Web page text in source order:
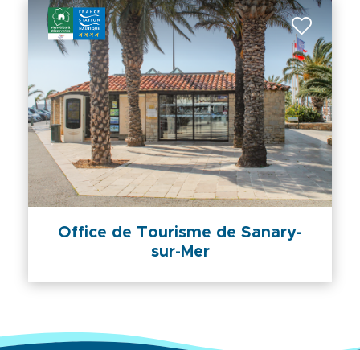
Office de Tourisme de Sanary-
sur-Mer